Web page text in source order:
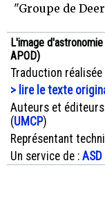
"Groupe de
L'image
APOD)
Traduction
> lire le texte
Auteurs et
(UMCP)
Représentant
Un service de : ASD